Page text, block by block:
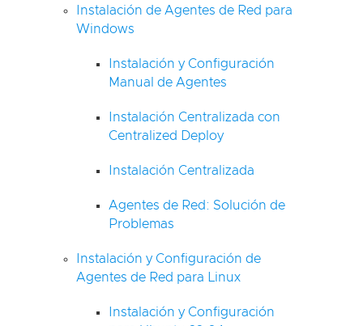
Instalación de Agentes de Red para
Windows
Instalación y Configuración
Manual de Agentes
Instalación Centralizada con
Centralized Deploy
Instalación Centralizada
Agentes de Red: Solución de
Problemas
Instalación y Configuración de
Agentes de Red para Linux
Instalación y Configuración